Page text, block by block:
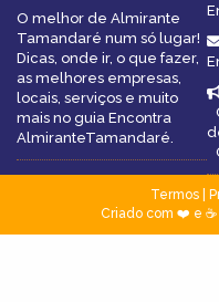
O melhor de Almirante
Tamandaré num só lugar!
Dicas, onde ir, o que fazer,
as melhores empresas,
locais, serviços e muito
mais no guia Encontra
AlmiranteTamandaré.
Termos|
Criado com ❤️ e